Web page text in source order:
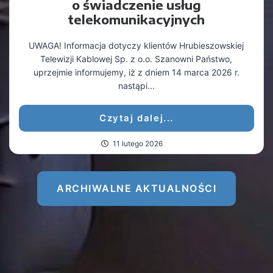
o świadczenie usług
telekomunikacyjnych
UWAGA! Informacja dotyczy klientów Hrubieszowskiej
Telewizji Kablowej Sp. z o.o. Szanowni Państwo,
uprzejmie informujemy, iż z dniem 14 marca 2026 r.
nastąpi...
Czytaj dalej...
11 lutego 2026
ARCHIWALNE AKTUALNOŚCI